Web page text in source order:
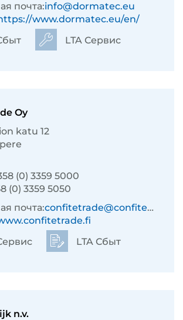
почта:info@dormatec.eu
www.dormatec.eu/en/
LTA Сервис
Oy
katu 12
(0) 3359 5000
(0) 3359 5050
почта:confitetrade@confitetrade.fi
LTA Сбыт
n.v.